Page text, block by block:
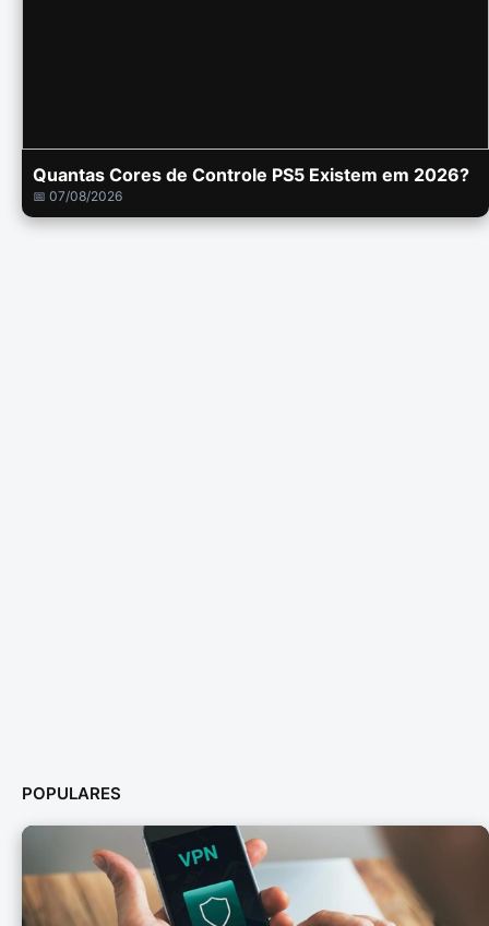
Quantas Cores de Controle PS5 Existem em 2026?
📅 07/08/2026
POPULARES